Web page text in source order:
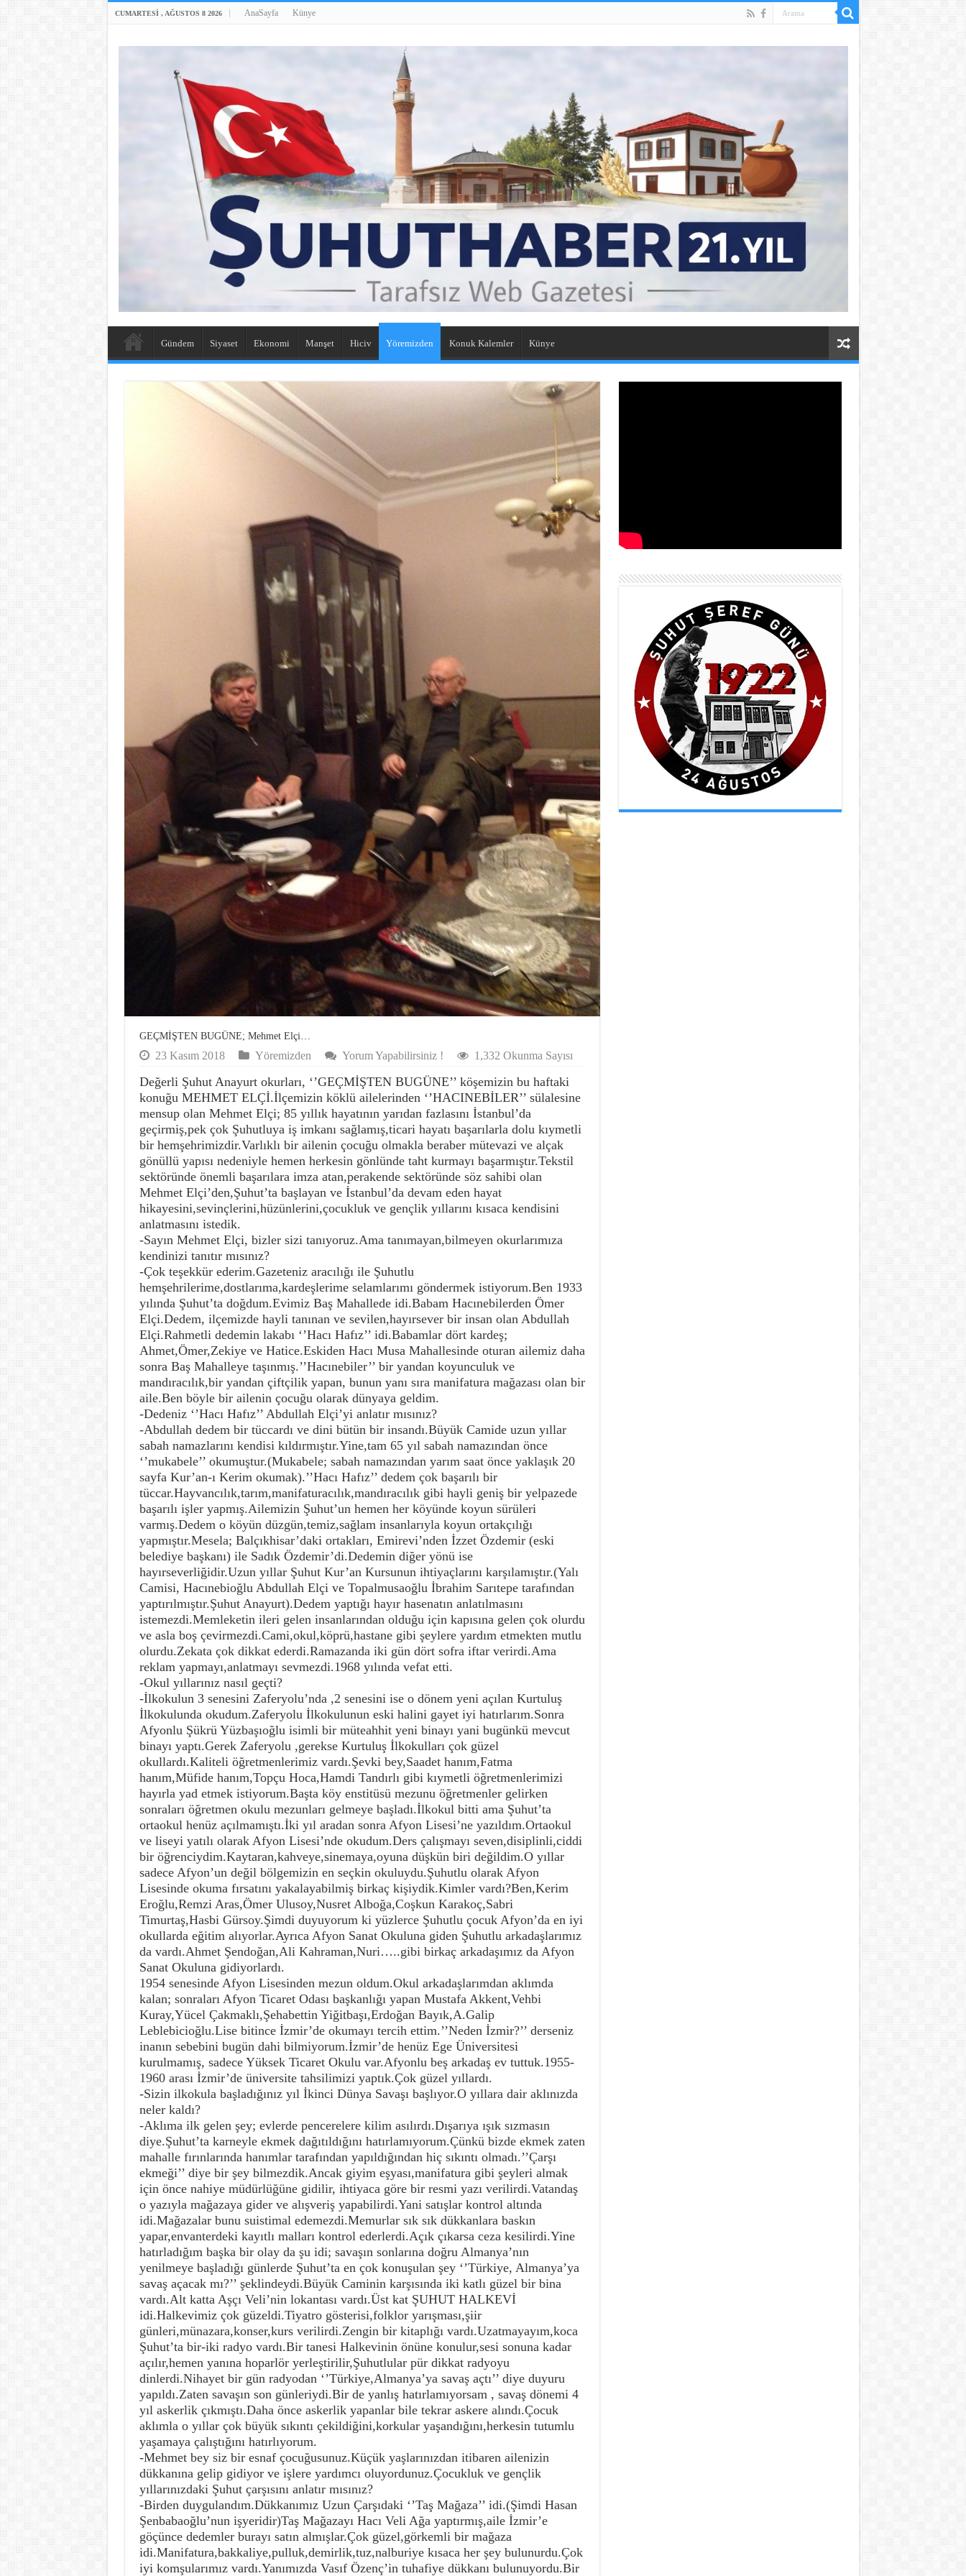
CUMARTESI , AĞUSTOS 8 2026 AnaSayfa Künye
Gündem Siyaset Ekonomi Manşet Hiciv Yöremizden Konuk Kalemler Künye
GEÇMİŞTEN BUGÜNE; Mehmet Elçi…
23 Kasım 2018 Yöremizden Yorum Yapabilirsiniz ! 1,332 Okunma Sayısı
Değerli Şuhut Anayurt okurları, ‘’GEÇMİŞTEN BUGÜNE’’ köşemizin bu haftaki
konuğu MEHMET ELÇİ.İlçemizin köklü ailelerinden ‘’HACINEBİLER’’ sülalesine
mensup olan Mehmet Elçi; 85 yıllık hayatının yarıdan fazlasını İstanbul’da
geçirmiş,pek çok Şuhutluya iş imkanı sağlamış,ticari hayatı başarılarla dolu kıymetli
bir hemşehrimizdir.Varlıklı bir ailenin çocuğu olmakla beraber mütevazi ve alçak
gönüllü yapısı nedeniyle hemen herkesin gönlünde taht kurmayı başarmıştır.Tekstil
sektöründe önemli başarılara imza atan,perakende sektöründe söz sahibi olan
Mehmet Elçi’den,Şuhut’ta başlayan ve İstanbul’da devam eden hayat
hikayesini,sevinçlerini,hüzünlerini,çocukluk ve gençlik yıllarını kısaca kendisini
anlatmasını istedik.
-Sayın Mehmet Elçi, bizler sizi tanıyoruz.Ama tanımayan,bilmeyen okurlarımıza
kendinizi tanıtır mısınız?
-Çok teşekkür ederim.Gazeteniz aracılığı ile Şuhutlu
hemşehrilerime,dostlarıma,kardeşlerime selamlarımı göndermek istiyorum.Ben 1933
yılında Şuhut’ta doğdum.Evimiz Baş Mahallede idi.Babam Hacınebilerden Ömer
Elçi.Dedem, ilçemizde hayli tanınan ve sevilen,hayırsever bir insan olan Abdullah
Elçi.Rahmetli dedemin lakabı ‘’Hacı Hafız’’ idi.Babamlar dört kardeş;
Ahmet,Ömer,Zekiye ve Hatice.Eskiden Hacı Musa Mahallesinde oturan ailemiz daha
sonra Baş Mahalleye taşınmış.’’Hacınebiler’’ bir yandan koyunculuk ve
mandıracılık,bir yandan çiftçilik yapan, bunun yanı sıra manifatura mağazası olan bir
aile.Ben böyle bir ailenin çocuğu olarak dünyaya geldim.
-Dedeniz ‘’Hacı Hafız’’ Abdullah Elçi’yi anlatır mısınız?
-Abdullah dedem bir tüccardı ve dini bütün bir insandı.Büyük Camide uzun yıllar
sabah namazlarını kendisi kıldırmıştır.Yine,tam 65 yıl sabah namazından önce
‘’mukabele’’ okumuştur.(Mukabele; sabah namazından yarım saat önce yaklaşık 20
sayfa Kur’an-ı Kerim okumak).’’Hacı Hafız’’ dedem çok başarılı bir
tüccar.Hayvancılık,tarım,manifaturacılık,mandıracılık gibi hayli geniş bir yelpazede
başarılı işler yapmış.Ailemizin Şuhut’un hemen her köyünde koyun sürüleri
varmış.Dedem o köyün düzgün,temiz,sağlam insanlarıyla koyun ortakçılığı
yapmıştır.Mesela; Balçıkhisar’daki ortakları, Emirevi’nden İzzet Özdemir (eski
belediye başkanı) ile Sadık Özdemir’di.Dedemin diğer yönü ise
hayırseverliğidir.Uzun yıllar Şuhut Kur’an Kursunun ihtiyaçlarını karşılamıştır.(Yalı
Camisi, Hacınebioğlu Abdullah Elçi ve Topalmusaoğlu İbrahim Sarıtepe tarafından
yaptırılmıştır.Şuhut Anayurt).Dedem yaptığı hayır hasenatın anlatılmasını
istemezdi.Memleketin ileri gelen insanlarından olduğu için kapısına gelen çok olurdu
ve asla boş çevirmezdi.Cami,okul,köprü,hastane gibi şeylere yardım etmekten mutlu
olurdu.Zekata çok dikkat ederdi.Ramazanda iki gün dört sofra iftar verirdi.Ama
reklam yapmayı,anlatmayı sevmezdi.1968 yılında vefat etti.
-Okul yıllarınız nasıl geçti?
-İlkokulun 3 senesini Zaferyolu’nda ,2 senesini ise o dönem yeni açılan Kurtuluş
İlkokulunda okudum.Zaferyolu İlkokulunun eski halini gayet iyi hatırlarım.Sonra
Afyonlu Şükrü Yüzbaşıoğlu isimli bir müteahhit yeni binayı yani bugünkü mevcut
binayı yaptı.Gerek Zaferyolu ,gerekse Kurtuluş İlkokulları çok güzel
okullardı.Kaliteli öğretmenlerimiz vardı.Şevki bey,Saadet hanım,Fatma
hanım,Müfide hanım,Topçu Hoca,Hamdi Tandırlı gibi kıymetli öğretmenlerimizi
hayırla yad etmek istiyorum.Başta köy enstitüsü mezunu öğretmenler gelirken
sonraları öğretmen okulu mezunları gelmeye başladı.İlkokul bitti ama Şuhut’ta
ortaokul henüz açılmamıştı.İki yıl aradan sonra Afyon Lisesi’ne yazıldım.Ortaokul
ve liseyi yatılı olarak Afyon Lisesi’nde okudum.Ders çalışmayı seven,disiplinli,ciddi
bir öğrenciydim.Kaytaran,kahveye,sinemaya,oyuna düşkün biri değildim.O yıllar
sadece Afyon’un değil bölgemizin en seçkin okuluydu.Şuhutlu olarak Afyon
Lisesinde okuma fırsatını yakalayabilmiş birkaç kişiydik.Kimler vardı?Ben,Kerim
Eroğlu,Remzi Aras,Ömer Ulusoy,Nusret Alboğa,Coşkun Karakoç,Sabri
Timurtaş,Hasbi Gürsoy.Şimdi duyuyorum ki yüzlerce Şuhutlu çocuk Afyon’da en iyi
okullarda eğitim alıyorlar.Ayrıca Afyon Sanat Okuluna giden Şuhutlu arkadaşlarımız
da vardı.Ahmet Şendoğan,Ali Kahraman,Nuri…..gibi birkaç arkadaşımız da Afyon
Sanat Okuluna gidiyorlardı.
1954 senesinde Afyon Lisesinden mezun oldum.Okul arkadaşlarımdan aklımda
kalan; sonraları Afyon Ticaret Odası başkanlığı yapan Mustafa Akkent,Vehbi
Kuray,Yücel Çakmaklı,Şehabettin Yiğitbaşı,Erdoğan Bayık,A.Galip
Leblebicioğlu.Lise bitince İzmir’de okumayı tercih ettim.’’Neden İzmir?’’ derseniz
inanın sebebini bugün dahi bilmiyorum.İzmir’de henüz Ege Üniversitesi
kurulmamış, sadece Yüksek Ticaret Okulu var.Afyonlu beş arkadaş ev tuttuk.1955-
1960 arası İzmir’de üniversite tahsilimizi yaptık.Çok güzel yıllardı.
-Sizin ilkokula başladığınız yıl İkinci Dünya Savaşı başlıyor.O yıllara dair aklınızda
neler kaldı?
-Aklıma ilk gelen şey; evlerde pencerelere kilim asılırdı.Dışarıya ışık sızmasın
diye.Şuhut’ta karneyle ekmek dağıtıldığını hatırlamıyorum.Çünkü bizde ekmek zaten
mahalle fırınlarında hanımlar tarafından yapıldığından hiç sıkıntı olmadı.’’Çarşı
ekmeği’’ diye bir şey bilmezdik.Ancak giyim eşyası,manifatura gibi şeyleri almak
için önce nahiye müdürlüğüne gidilir, ihtiyaca göre bir resmi yazı verilirdi.Vatandaş
o yazıyla mağazaya gider ve alışveriş yapabilirdi.Yani satışlar kontrol altında
idi.Mağazalar bunu suistimal edemezdi.Memurlar sık sık dükkanlara baskın
yapar,envanterdeki kayıtlı malları kontrol ederlerdi.Açık çıkarsa ceza kesilirdi.Yine
hatırladığım başka bir olay da şu idi; savaşın sonlarına doğru Almanya’nın
yenilmeye başladığı günlerde Şuhut’ta en çok konuşulan şey ‘’Türkiye, Almanya’ya
savaş açacak mı?’’ şeklindeydi.Büyük Caminin karşısında iki katlı güzel bir bina
vardı.Alt katta Aşçı Veli’nin lokantası vardı.Üst kat ŞUHUT HALKEVİ
idi.Halkevimiz çok güzeldi.Tiyatro gösterisi,folklor yarışması,şiir
günleri,münazara,konser,kurs verilirdi.Zengin bir kitaplığı vardı.Uzatmayayım,koca
Şuhut’ta bir-iki radyo vardı.Bir tanesi Halkevinin önüne konulur,sesi sonuna kadar
açılır,hemen yanına hoparlör yerleştirilir,Şuhutlular pür dikkat radyoyu
dinlerdi.Nihayet bir gün radyodan ‘’Türkiye,Almanya’ya savaş açtı’’ diye duyuru
yapıldı.Zaten savaşın son günleriydi.Bir de yanlış hatırlamıyorsam , savaş dönemi 4
yıl askerlik çıkmıştı.Daha önce askerlik yapanlar bile tekrar askere alındı.Çocuk
aklımla o yıllar çok büyük sıkıntı çekildiğini,korkular yaşandığını,herkesin tutumlu
yaşamaya çalıştığını hatırlıyorum.
-Mehmet bey siz bir esnaf çocuğusunuz.Küçük yaşlarınızdan itibaren ailenizin
dükkanına gelip gidiyor ve işlere yardımcı oluyordunuz.Çocukluk ve gençlik
yıllarınızdaki Şuhut çarşısını anlatır mısınız?
-Birden duygulandım.Dükkanımız Uzun Çarşıdaki ‘’Taş Mağaza’’ idi.(Şimdi Hasan
Şenbabaoğlu’nun işyeridir)Taş Mağazayı Hacı Veli Ağa yaptırmış,aile İzmir’e
göçünce dedemler burayı satın almışlar.Çok güzel,görkemli bir mağaza
idi.Manifatura,bakkaliye,pulluk,demirlik,tuz,nalburiye kısaca her şey bulunurdu.Çok
iyi komşularımız vardı.Yanımızda Vasıf Özenç’in tuhafiye dükkanı bulunuyordu.Bir